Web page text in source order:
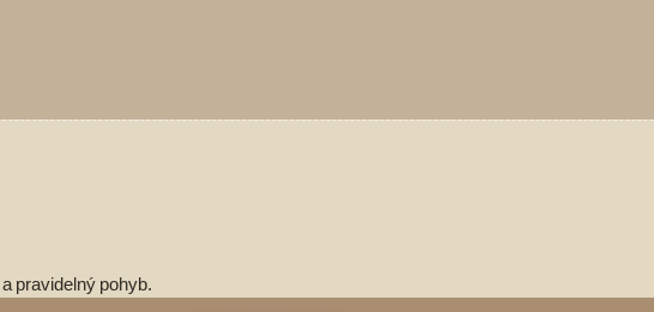
pravidelný pohyb.